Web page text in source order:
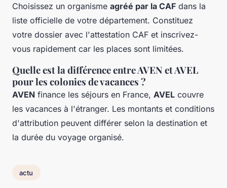
Choisissez un organisme agréé par la CAF dans la
liste officielle de votre département. Constituez
votre dossier avec l'attestation CAF et inscrivez-
vous rapidement car les places sont limitées.
Quelle est la différence entre AVEN et AVEL
pour les colonies de vacances ?
AVEN finance les séjours en France, AVEL couvre
les vacances à l'étranger. Les montants et conditions
d'attribution peuvent différer selon la destination et
la durée du voyage organisé.
actu